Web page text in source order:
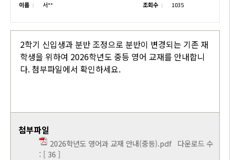
이름 서** 조회수 1035
2학기 신입생과 분반 조정으로 분반이 변경되는 기존 재
학생을 위하여 2026학년도 중등 영어 교재를 안내합니
다. 첨부파일에서 확인하세요.
첨부파일
2026학년도 영어과 교재 안내(중등).pdf다운로드 수
: [ 36 ]